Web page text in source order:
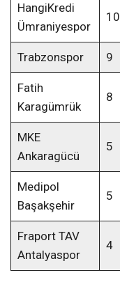
HangiKredi
Ümraniyespor
10
Trabzonspor 9
Fatih
Karagümrük
8
MKE
Ankaragücü
5
Medipol
Başakşehir
5
Fraport TAV
Antalyaspor
4